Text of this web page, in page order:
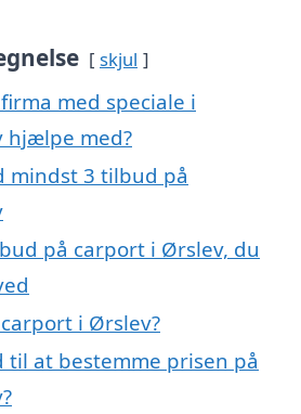
skjul
med speciale i
hjælpe med?
mindst 3 tilbud på
på carport i Ørslev, du
i Ørslev?
til at bestemme prisen på